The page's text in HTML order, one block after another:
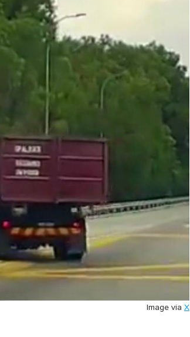
Image via X